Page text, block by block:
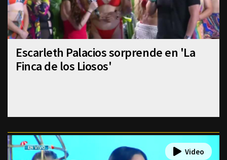
Escarleth Palacios sorprende en 'La
Finca de los Liosos'